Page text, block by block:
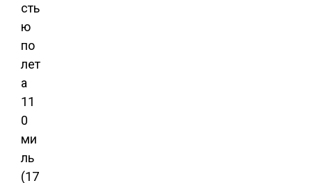
сть
ю
по
лет
а
11
0
ми
ль
(17